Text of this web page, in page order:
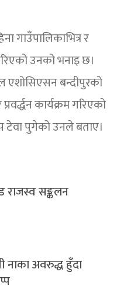
गाउँपालिकाभित्र र
उनको भनाइ छ।
एशोसिएसन बन्दीपुरको
कार्यक्रम गरिएको
टेवा पुगेको उनले बताए।
राजस्व सङ्कलन
नाका अवरुद्ध हुँदा